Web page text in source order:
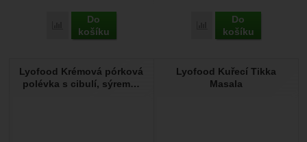
Přidat 'Lyofood Kaše s malinami' k porovnání
Do
košíku
Přidat 'Lyofood
Do
košíku
Lyofood Krémová pórková
polévka s cibulí, sýrem…
Lyofood Kuřecí Tikka
Masala